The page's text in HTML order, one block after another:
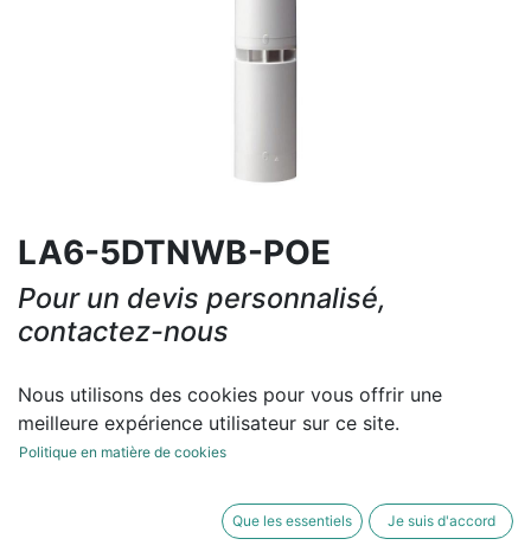
LA6-5DTNWB-POE
Pour un devis personnalisé,
contactez-nous
Contactez-nous
Conditions générales
Nous utilisons des cookies pour vous offrir une
meilleure expérience utilisateur sur ce site.
Politique en matière de cookies
Que les essentiels Je suis d'accord